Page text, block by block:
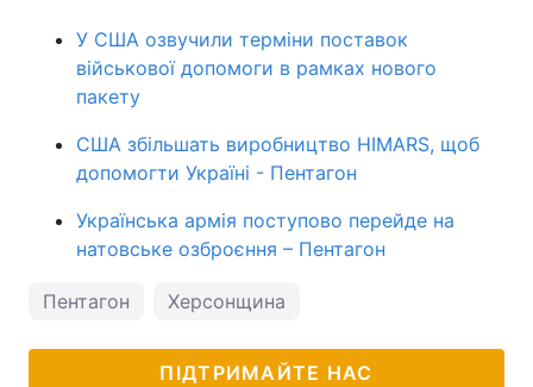
У США озвучили терміни поставок
військової допомоги в рамках нового
пакету
США збільшать виробництво HIMARS, щоб
допомогти Україні - Пентагон
Українська армія поступово перейде на
натовське озброєння – Пентагон
Пентагон Херсонщина
ПІДТРИМАЙТЕ НАС